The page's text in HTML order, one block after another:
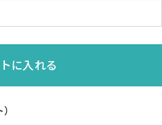
に入れる